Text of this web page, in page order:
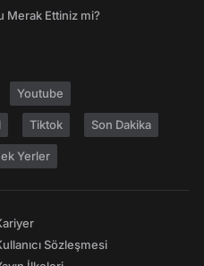
Merak Ettiniz mi?
Youtube
Tiktok Son Dakika
Yerler
Sözleşmesi